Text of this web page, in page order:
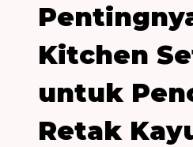
Kitchen
untuk
Retak